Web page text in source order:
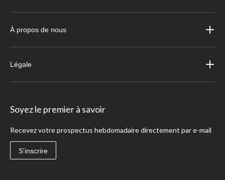
À propos de nous
Légale
Soyez le premier à savoir
Recevez votre prospectus hebdomadaire directement par e-mail
S'inscrire